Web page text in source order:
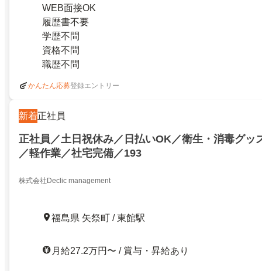
WEB面接OK
履歴書不要
学歴不問
資格不問
職歴不問
かんたん応募登録エントリー
新着正社員
正社員／土日祝休み／日払いOK／衛生・消毒グッ
／軽作業／社宅完備／193
株式会社Declic management
福島県 矢祭町 / 東館駅
月給27.2万円〜 / 賞与・昇給あり